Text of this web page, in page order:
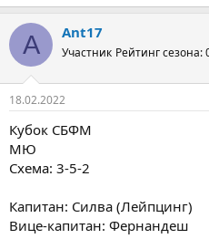
A Ant17
Участник Рейтинг сезона:
18.02.2022
Кубок СБФМ
МЮ
Схема: 3-5-2
Капитан: Силва (Лейпцинг)
Вице-капитан: Фернандеш